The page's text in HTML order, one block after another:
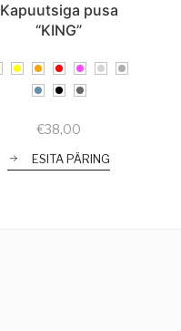
Kapuutsiga pusa
“KING”
€38,00
ESITA PÄRING